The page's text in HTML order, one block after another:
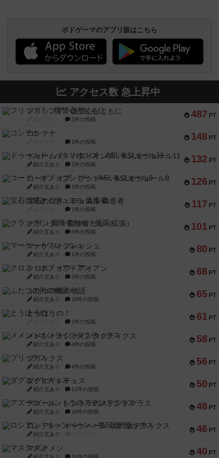
ボドゲーマのアプリ版はこちら
アクセス数 急上昇中
487 PT
フリップ７：復讐心とともに
2件の投稿
148 PT
コンテナ
1件の投稿
132 PT
ドゥームド・バタリオンズ：ASLモジュール11
紹介文あり 1件の投稿
126 PT
コード・オブ・ブシドー：ASLモジュール8
紹介文あり 1件の投稿
117 PT
宝石の煌き：デュエル 偽造者
1件の投稿
101 PT
クランク! ：冒険者たち（拡張）
紹介文あり 4件の投稿
80 PT
マーケットフレッシュ
紹介文あり 1件の投稿
68 PT
クロス・オブ・アイアン
紹介文あり 3件の投稿
65 PT
ふたつの街の物語
紹介文あり 18件の投稿
61 PT
とうほうの！
1件の投稿
58 PT
メメントオンラインタクティクス
紹介文あり 4件の投稿
56 PT
ブリックス
紹介文あり 4件の投稿
50 PT
ダグエイトチェス
紹介文あり 11件の投稿
48 PT
アズール：シントラのステンドグラス
紹介文あり 18件の投稿
46 PT
ロシアン・キャンペーン：第5版デラックス
紹介文あり
40 PT
マスクメン
紹介文あり 16件の投稿